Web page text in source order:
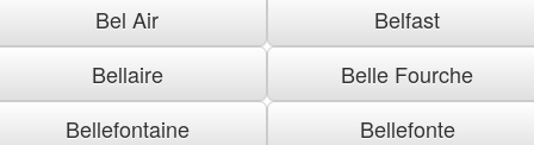
Bel Air
Belfast
Bellaire
Belle Fourche
Bellefontaine
Bellefonte